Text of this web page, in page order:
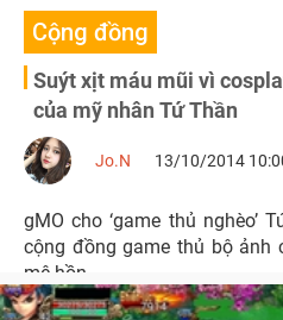
Cộng đồng
Suýt xịt máu mũi vì
của mỹ nhân Tứ Thần
Jo.N 13/10/2014
gMO cho ‘game thủ nghèo’
cộng đồng game thủ bộ ảnh
mê hồn.